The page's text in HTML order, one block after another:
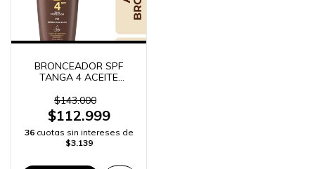
BRONCEADOR SPF
TANGA 4 ACEITE
$143.000
$112.999
36 cuotas sin intereses de
$3.139